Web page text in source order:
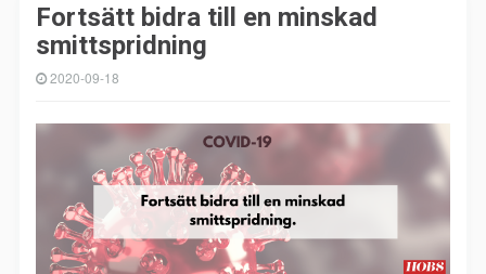
Fortsätt bidra till en minskad
smittspridning
2020-09-18